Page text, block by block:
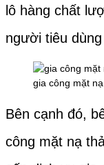
lô hàng chất
người tiêu dùng
gia công mặt
Bên cạnh đó,
công mặt nạ